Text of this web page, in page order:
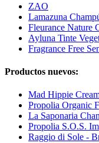
ZAO
Lamazuna
Fleurance Nature
Ayluna Tinte
Fragrance Free
Productos nuevos:
Mad Hippie
Propolia Organic
La Saponaria
Propolia S.O.S.
Raggio di Sole -